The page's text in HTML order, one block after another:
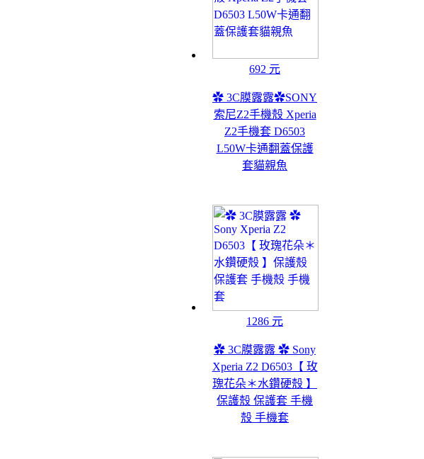
692 元
✿ 3C膜露露✿SONY
索尼Z2手機殼 Xperia
Z2手機套 D6503
L50W卡通翻蓋保護
套貓親魚
1286 元
✿ 3C膜露露 ✿ Sony
Xperia Z2 D6503【 玫
瑰花朵＊水鑽硬殼 】
保護殼 保護套 手機
殼 手機套